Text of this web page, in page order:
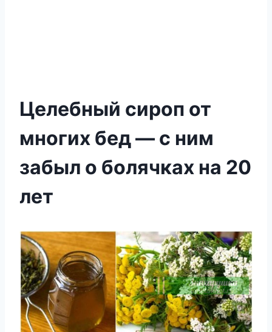
Целебный сироп от
многих бед — с ним
забыл о болячках на 20
лет